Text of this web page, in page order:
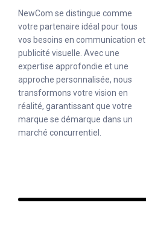
NewCom se distingue comme
votre partenaire idéal pour tous
vos besoins en communication et
publicité visuelle. Avec une
expertise approfondie et une
approche personnalisée, nous
transformons votre vision en
réalité, garantissant que votre
marque se démarque dans un
marché concurrentiel.